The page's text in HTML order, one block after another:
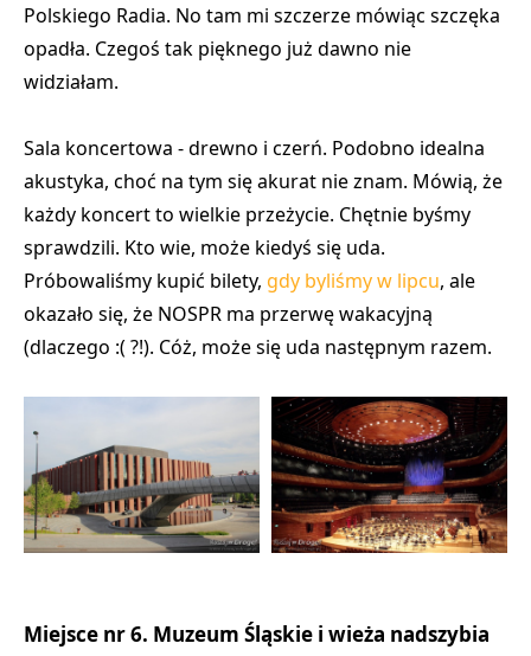
Polskiego Radia. No tam mi szczerze mówiąc szczęka
opadła. Czegoś tak pięknego już dawno nie
widziałam.
Sala koncertowa - drewno i czerń. Podobno idealna
akustyka, choć na tym się akurat nie znam. Mówią, że
każdy koncert to wielkie przeżycie. Chętnie byśmy
sprawdzili. Kto wie, może kiedyś się uda.
Próbowaliśmy kupić bilety, gdy byliśmy w lipcu, ale
okazało się, że NOSPR ma przerwę wakacyjną
(dlaczego :( ?!). Cóż, może się uda następnym razem.
Miejsce nr 6. Muzeum Śląskie i wieża nadszybia